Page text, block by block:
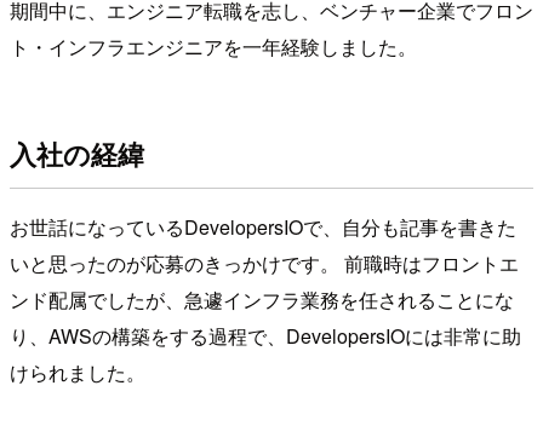
期間中に、エンジニア転職を志し、ベンチャー企業でフロン
ト・インフラエンジニアを一年経験しました。
入社の経緯
お世話になっているDevelopersIOで、自分も記事を書きた
いと思ったのが応募のきっかけです。 前職時はフロントエ
ンド配属でしたが、急遽インフラ業務を任されることにな
り、AWSの構築をする過程で、DevelopersIOには非常に助
けられました。